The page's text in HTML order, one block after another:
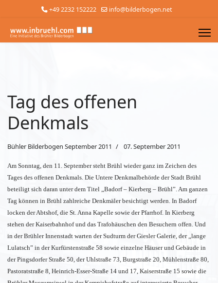
+49 2232 152222 info@bilderbogen.net
Tag des offenen
Denkmals
Bühler Bilderbogen September 2011 07. September 2011
Am Sonntag, den 11. September steht Brühl wieder ganz im Zeichen des
Tages des offenen Denkmals. Die Untere Denkmalbehörde der Stadt Brühl
beteiligt sich daran unter dem Titel „Badorf – Kierberg – Brühl”. Am ganzen
Tag können in Brühl zahlreiche Denkmäler besichtigt werden. In Badorf
locken der Abtshof, die St. Anna Kapelle sowie der Pfarrhof. In Kierberg
stehen der Kaiserbahnhof und das Trafohäuschen den Besuchern offen. Und
in der Brühler Innenstadt warten der Sudturm der Giesler Galerie, der „lange
Lulatsch” in der Kurfürstenstraße 58 sowie einzelne Häuser und Gebäude in
der Pingsdorfer Straße 50, der Uhlstraße 73, Burgstraße 20, Mühlenstraße 80,
Pastoratstraße 8, Heinrich-Esser-Straße 14 und 17, Kaiserstraße 15 sowie die